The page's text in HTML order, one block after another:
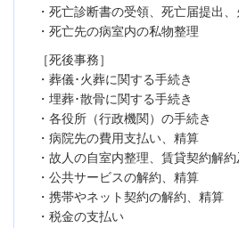
・死亡診断書の受領、死亡届提出
・死亡先の病室内の私物整理
［死後事務］
・葬儀･火葬に関する手続き
・埋葬･散骨に関する手続き
・各役所（行政機関）の手続き
・病院先の費用支払い、精算
・故人の自室内整理、賃貸契約解
・公共サービスの解約、精算
・携帯やネット契約の解約、精算
・税金の支払い